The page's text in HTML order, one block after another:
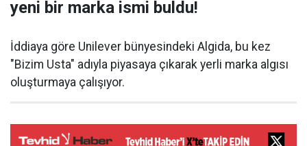
yeni bir marka ismi buldu!
İddiaya göre Unilever bünyesindeki Algida, bu kez
"Bizim Usta" adıyla piyasaya çıkarak yerli marka algısı
oluşturmaya çalışıyor.